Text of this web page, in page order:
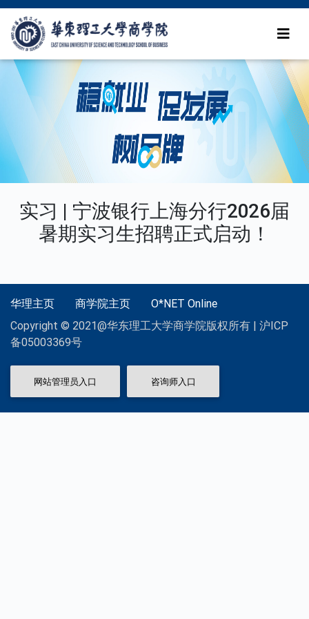
实习 | 宁波银行上海分行2026届
暑期实习生招聘正式启动！
华理主页 商学院主页
O*NET Online
Copyright © 2021@华东理工大学商学院版权所有 | 沪ICP
备05003369号
网站管理员入口 咨询师入口